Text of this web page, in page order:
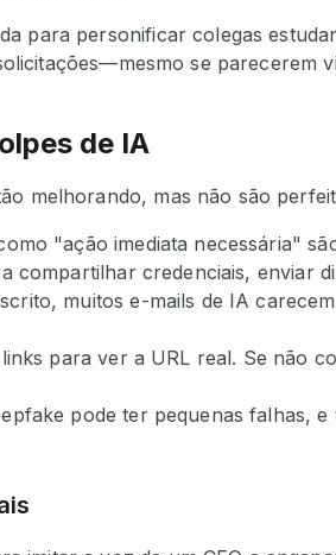
para personificar colegas
se parecerem
de IA
melhorando, mas não são
"ação imediata necessária"
compartilhar credenciais, enviar
muitos e-mails de IA
para ver a URL real. Se não
pode ter pequenas falhas,